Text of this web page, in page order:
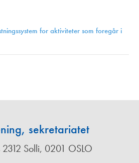
for aktiviteter som foregår i
sekretariatet
2312 Solli, 0201 OSLO